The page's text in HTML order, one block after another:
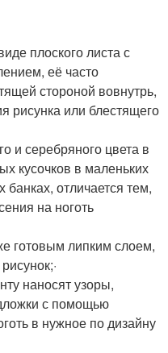
плоского листа с
её часто
стороной вовнутрь,
рисунка или блестящего
и серебряного цвета в
кусочков в маленьких
отличается тем,
на ноготь
готовым липким слоем,
наносят узоры,
с помощью
в нужное по дизайну